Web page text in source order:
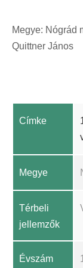
Megye: Nógrád
Quittner János
Címke
Megye
Térbeli
jellemzők
Évszám